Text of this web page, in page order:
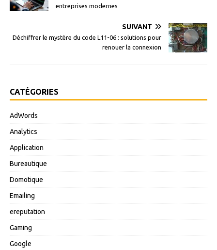
entreprises modernes
SUIVANT
Déchiffrer le mystère du code L11-06 : solutions pour
renouer la connexion
CATÉGORIES
AdWords
Analytics
Application
Bureautique
Domotique
Emailing
ereputation
Gaming
Google